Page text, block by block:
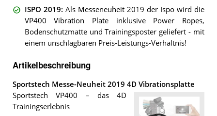
ISPO 2019: Als Messeneuheit 2019 der Ispo wird die
VP400 Vibration Plate inklusive Power Ropes,
Bodenschutzmatte und Trainingsposter geliefert - mit
einem unschlagbaren Preis-Leistungs-Verhältnis!
Artikelbeschreibung
Sportstech Messe-Neuheit 2019 4D Vibrationsplatte
Sportstech VP400 – das 4D
Trainingserlebnis